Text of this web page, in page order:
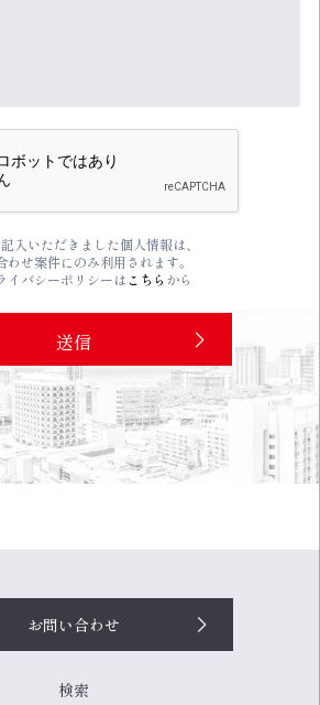
入いただきました個人情報は、
わせ案件にのみ利用されます。
イバシーポリシーは こちら から
お問い合わせ
検索